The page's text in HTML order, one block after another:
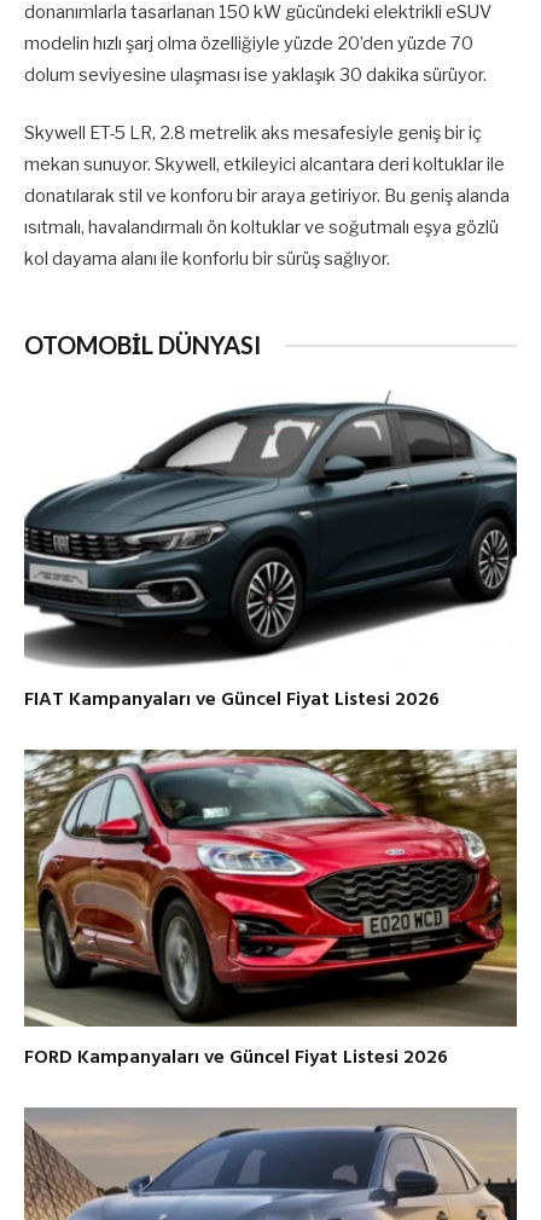
donanımlarla tasarlanan 150 kW gücündeki elektrikli eSUV
modelin hızlı şarj olma özelliğiyle yüzde 20’den yüzde 70
dolum seviyesine ulaşması ise yaklaşık 30 dakika sürüyor.
Skywell ET-5 LR, 2.8 metrelik aks mesafesiyle geniş bir iç
mekan sunuyor. Skywell, etkileyici alcantara deri koltuklar ile
donatılarak stil ve konforu bir araya getiriyor. Bu geniş alanda
ısıtmalı, havalandırmalı ön koltuklar ve soğutmalı eşya gözlü
kol dayama alanı ile konforlu bir sürüş sağlıyor.
OTOMOBİL DÜNYASI
FIAT Kampanyaları ve Güncel Fiyat Listesi 2026
FORD Kampanyaları ve Güncel Fiyat Listesi 2026